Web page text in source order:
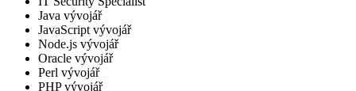
Java vývojář
JavaScript vývojář
Node.js vývojář
Oracle vývojář
Perl vývojář
PHP vývojář